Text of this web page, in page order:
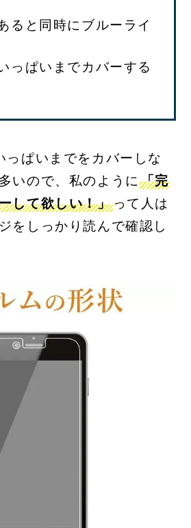
ると同時にブルーライ
っぱいまでカバーする
っぱいまでをカバーしな
いので、私のように 「完
して欲しい！」って人は
をしっかり読んで確認し